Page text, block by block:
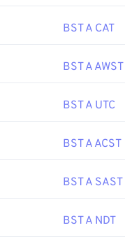
BST A CAT
BST A AWST
BST A UTC
BST A ACST
BST A SAST
BST A NDT